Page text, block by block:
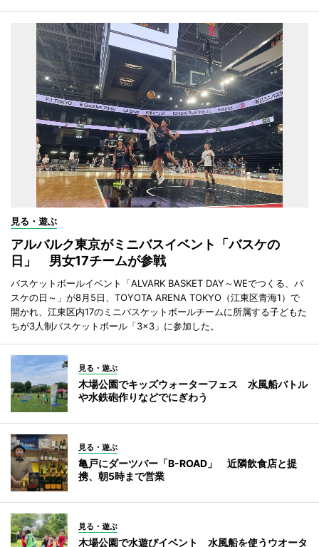
見る・遊ぶ
アルバルク東京がミニバスイベント「バスケの
日」 男女17チームが参戦
バスケットボールイベント「ALVARK BASKET DAY～WEでつくる、バ
スケの日～」が8月5日、TOYOTA ARENA TOKYO（江東区青海1）で
開かれ、江東区内17のミニバスケットボールチームに所属する子どもた
ちが3人制バスケットボール「3×3」に参加した。
見る・遊ぶ
木場公園でキッズウォーターフェス 水風船バトル
や水鉄砲作りなどでにぎわう
見る・遊ぶ
亀戸にダーツバー「B-ROAD」 近隣飲食店と提
携、朝5時まで営業
見る・遊ぶ
木場公園で水遊びイベント 水風船を使うウオータ